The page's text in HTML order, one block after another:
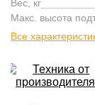
Вес, кг
Макс. высота
Все